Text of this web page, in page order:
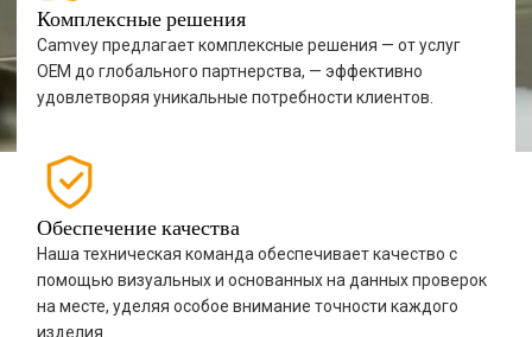
Комплексные решения
Camvey предлагает комплексные решения — от услуг
OEM до глобального партнерства, — эффективно
удовлетворяя уникальные потребности клиентов.
Обеспечение качества
Наша техническая команда обеспечивает качество с
помощью визуальных и основанных на данных проверок
на месте, уделяя особое внимание точности каждого
изделия.